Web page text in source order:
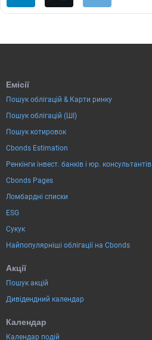
Емісії
Пошук облігацій & Карти ринку
Пошук облігацій (ШІ)
Пошук котировок
Cbonds Estimation
Ренкінги інвест. банків і юр. консультантів
Cbonds Pages
Ломбардні списки
ESG
Сукук
Найпопулярніші облігації на Cbonds
Акції
Пошук акцій
Дивідендний календар
Календар
Календар подій